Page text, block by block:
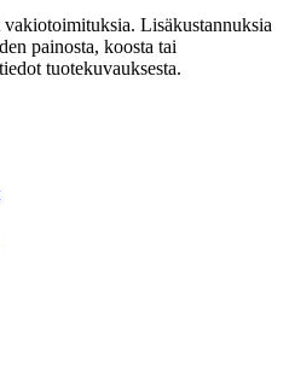
Lisäkustannuksia
painosta, koosta tai
tuotekuvauksesta.